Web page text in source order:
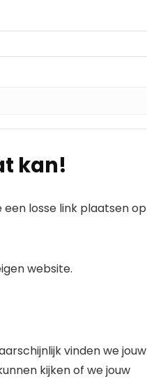
kan!
losse link plaatsen op
website.
vinden we jouw
kijken of we jouw